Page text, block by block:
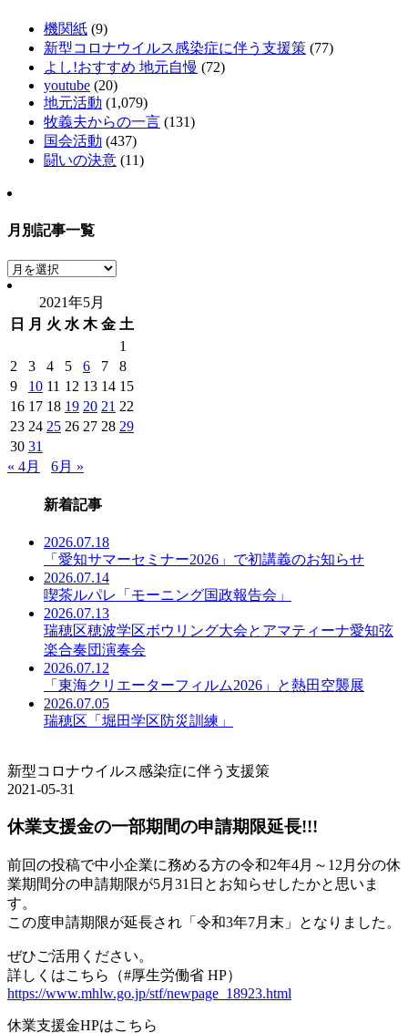
機関紙 (9)
新型コロナウイルス感染症に伴う支援策 (77)
よし!おすすめ 地元自慢 (72)
youtube (20)
地元活動 (1,079)
牧義夫からの一言 (131)
国会活動 (437)
闘いの決意 (11)
月別記事一覧
月
別
事
覧
2021年5月
日
月 火 水 木 金 土
1
2
3 4 5 6 7
8
9
10 11 12 13 14 15
16 17 18 19 20 21 22
23 24 25 26 27 28 29
30 31
« 4月
6月 »
新着記事
2026.07.18
「愛知サマーセミナー2026」で初講義のお知らせ
2026.07.14
喫茶ルパレ「モーニング国政報告会」
2026.07.13
瑞穂区穂波学区ボウリング大会とアマティーナ愛知弦
楽合奏団演奏会
2026.07.12
「東海クリエーターフィルム2026」と熱田空襲展
2026.07.05
瑞穂区「堀田学区防災訓練」
新型コロナウイルス感染症に伴う支援策
2021-05-31
休業支援金の一部期間の申請期限延長!!!
前回の投稿で中小企業に務める方の令和2年4月～12月分の休
業期間分の申請期限が5月31日とお知らせしたかと思いま
す。
この度申請期限が延長され「令和3年7月末」となりました。
ぜひご活用ください。
詳しくはこちら（#厚生労働省 HP）
https://www.mhlw.go.jp/stf/newpage_18923.html
休業支援金HPはこちら